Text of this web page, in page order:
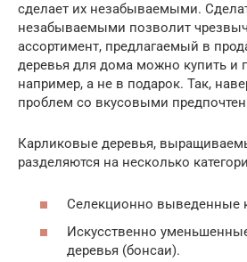
сделает их незабываемыми.
незабываемыми позволит
ассортимент, предлагаемый в
деревья для дома можно купить и
например, а не в подарок. Так,
проблем со вкусовыми
Карликовые деревья,
разделяются на несколько
Селекционно выведенные
Искусственно
деревья (бонсаи).